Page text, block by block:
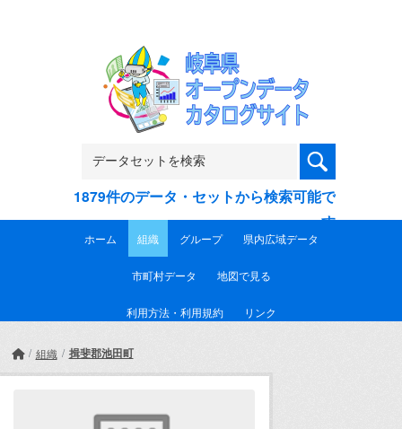
1879件のデータ・セットから検索可能で
す
ホーム 組織 グループ 県内広域データ
市町村データ 地図で見る
利用方法・利用規約 リンク
組織 揖斐郡池田町